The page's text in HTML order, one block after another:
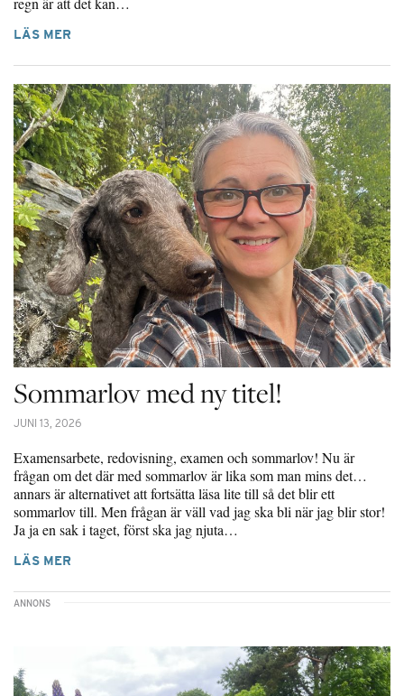
LÄS MER
Sommarlov med ny titel!
JUNI 13, 2026
Examensarbete, redovisning, examen och sommarlov! Nu är
frågan om det där med sommarlov är lika som man mins det…
annars är alternativet att fortsätta läsa lite till så det blir ett
sommarlov till. Men frågan är väll vad jag ska bli när jag blir stor!
Ja ja en sak i taget, först ska jag njuta…
LÄS MER